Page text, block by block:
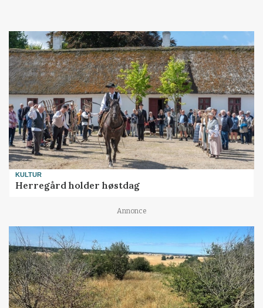
KULTUR
Herregård holder høstdag
Annonce